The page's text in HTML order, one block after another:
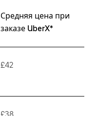
Средняя цена при
заказе UberX*
£42